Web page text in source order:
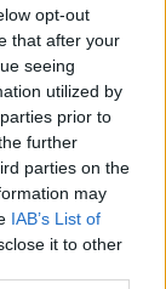
opt-out
that after your
seeing
utilized by
prior to
further
parties on the
may
IAB’s List of
it to other
πολιτικό
αύριο